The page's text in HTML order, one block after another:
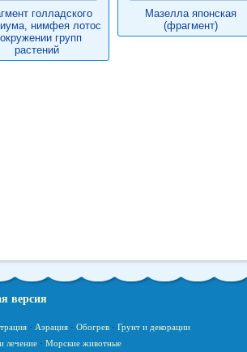
голладского
нимфея лотос
групп
растений
Мазелла японская
(фрагмент)
версия
· Аэрация· Обогрев· Грунт и декорации
лечение· Морские животные